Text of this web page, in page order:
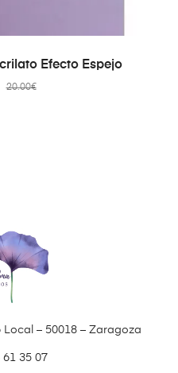
CARRITOEfecto Espejo
20.00€
– 50018 – Zaragoza
61 35 07